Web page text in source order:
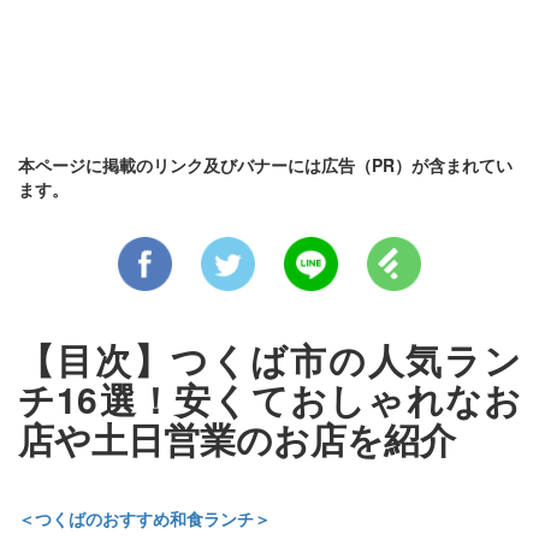
本ページに掲載のリンク及びバナーには広告（PR）が含まれてい
ます。
【目次】つくば市の人気ラン
チ16選！安くておしゃれなお
店や土日営業のお店を紹介
＜つくばのおすすめ和食ランチ＞